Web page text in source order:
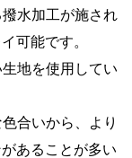
水加工が施され
可能です。
地を使用してい
合いから、より
あることが多い